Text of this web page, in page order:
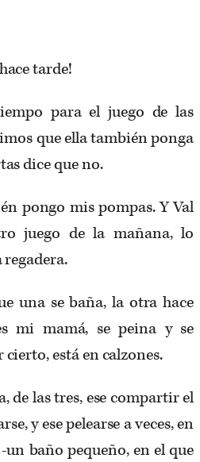
tarde!
para el juego de las
que ella también ponga
dice que no.
pongo mis pompas. Y Val
juego de la mañana, lo
regadera.
una se baña, la otra hace
mi mamá, se peina y se
está en calzones.
de las tres, ese compartir el
y ese pelearse a veces, en
baño pequeño, en el que